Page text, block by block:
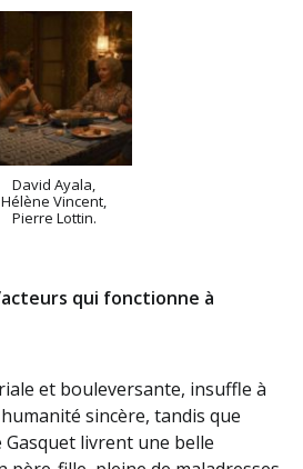
David Ayala,
Hélène Vincent,
Pierre Lottin.
qui fonctionne à
et bouleversante, insuffle à
sincère, tandis que
Gasquet livrent une belle